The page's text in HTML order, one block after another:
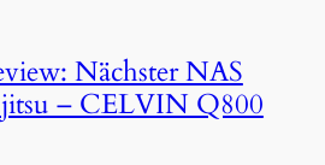
Nächster NAS
– CELVIN Q800